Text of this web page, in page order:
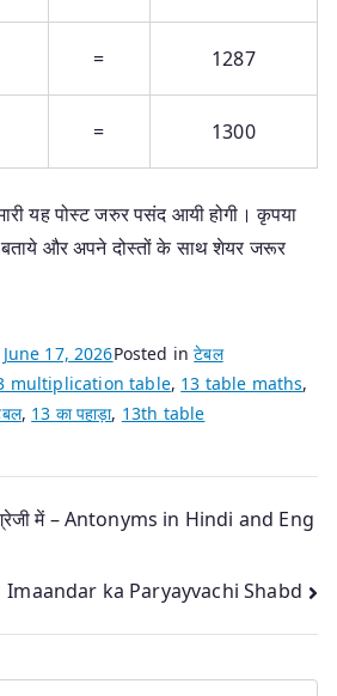
= 1287
= 1300
यह पोस्ट जरुरपसंद आयी होगी। कृपया
और अपने दोस्तों के साथ शेयर जरूर
June 17, 2026Posted inटेबल
multiplication table, 13 table maths,
, 13 का पहाड़ा, 13th table
में – Antonyms in Hindi and Eng
| Imaandar ka Paryayvachi Shabd